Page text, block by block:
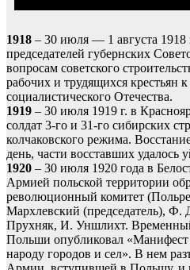
1918 – 30 июля — 1 августа 1918
председателей губернских
вопросам советского
рабочих и трудящихся крестьян
социалистического Отечества.
1919 – 30 июля 1919 г. в
солдат 3-го и 31-го сибирских
колчаковского режима.
день, части восставших удалось
1920 – 30 июля 1920 года в
Армией польской территории
революционный комитет
Мархлевский (председатель),
Прухняк, И. Уншлихт.
Польши опубликовал «Манифест
народу городов и сел». В нем